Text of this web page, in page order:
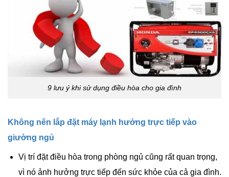
9 lưu ý khi sử dụng điều hòa cho gia đình
Không nên lắp đặt máy lạnh hướng trực tiếp vào
giường ngủ
Vị trí đặt điều hòa trong phòng ngủ cũng rất quan trọng,
vì nó ảnh hưởng trực tiếp đến sức khỏe của cả gia đình.